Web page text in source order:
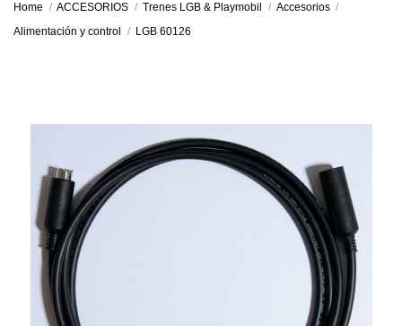
Home ACCESORIOS Trenes LGB & Playmobil
Accesorios
Alimentación y control
LGB 60126